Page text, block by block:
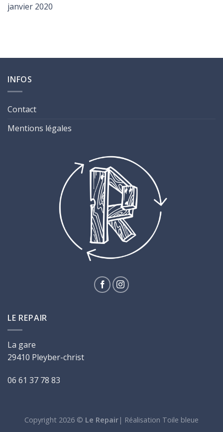
janvier 2020
INFOS
Contact
Mentions légales
LE REPAIR
La gare
29410 Pleyber-christ
06 61 37 78 83
Copyright 2026 © Le Repair | Réalisation Toile bleue